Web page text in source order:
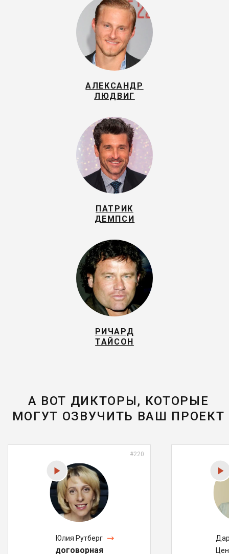
АЛЕКСАНДР
ЛЮДВИГ
ПАТРИК
ДЕМПСИ
РИЧАРД
ТАЙСОН
А ВОТ ДИКТОРЫ, КОТОРЫЕ
МОГУТ ОЗВУЧИТЬ ВАШ ПРОЕКТ
#220
Юлия Рутберг
договорная